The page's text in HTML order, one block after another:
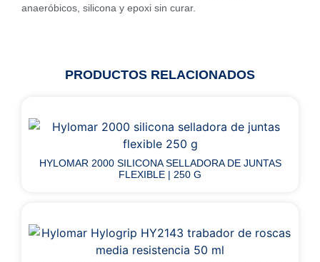
anaeróbicos, silicona y epoxi sin curar.
PRODUCTOS RELACIONADOS
HYLOMAR 2000 SILICONA SELLADORA DE JUNTAS
FLEXIBLE | 250 G